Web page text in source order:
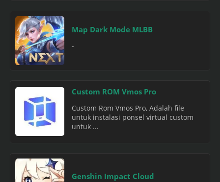
Map Dark Mode MLBB
-
Custom ROM Vmos Pro
Custom Rom Vmos Pro, Adalah file
untuk instalasi ponsel virtual custom
untuk ...
Genshin Impact Cloud